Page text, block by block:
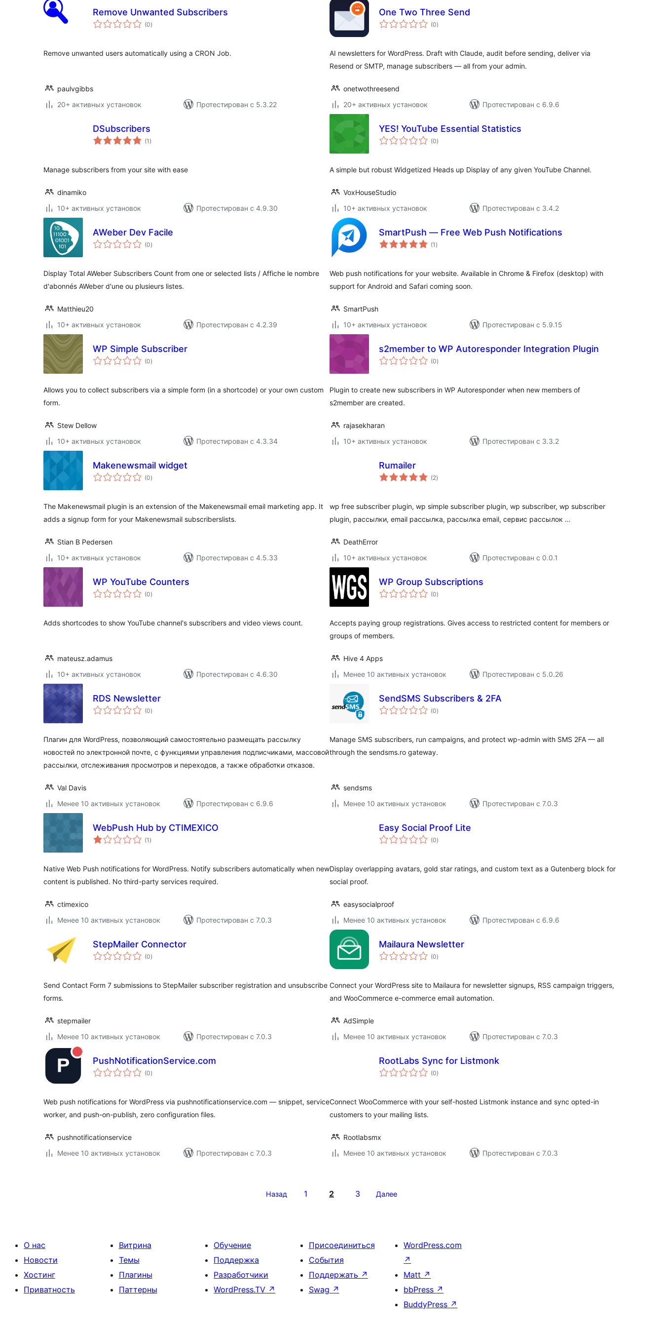
Remove Unwanted Subscribers
(0общий
рейтинг
)
Remove unwanted users automatically using a CRON Job.
paulvgibbs
20+ активных установок
Протестирован с 5.3.22
One Two Three Send
(0общий
рейтинг
)
AI newsletters for WordPress. Draft with Claude, audit before sending, deliver via
Resend or SMTP, manage subscribers — all from your admin.
onetwothreesend
20+ активных установок
Протестирован с 6.9.6
DSubscribers
(1 общий
рейтинг
)
Manage subscribers from your site with ease
dinamiko
10+ активных установок
Протестирован с 4.9.30
YES! YouTube Essential Statistics
(0общий
рейтинг
)
A simple but robust Widgetized Heads up Display of any given YouTube Channel.
VoxHouseStudio
10+ активных установок
Протестирован с 3.4.2
AWeber Dev Facile
(0общий
рейтинг
)
Display Total AWeber Subscribers Count from one or selected lists / Affiche le nombre
d'abonnés AWeber d'une ou plusieurs listes.
Matthieu20
10+ активных установок
Протестирован с 4.2.39
SmartPush — Free Web Push Notifications
(1 общий
рейтинг
)
Web push notifications for your website. Available in Chrome & Firefox (desktop) with
support for Android and Safari coming soon.
SmartPush
10+ активных установок
Протестирован с 5.9.15
WP Simple Subscriber
(0общий
рейтинг
)
Allows you to collect subscribers via a simple form (in a shortcode) or your own custom
form.
Stew Dellow
10+ активных установок
Протестирован с 4.3.34
s2member to WP Autoresponder Integration Plugin
(0общий
рейтинг
)
Plugin to create new subscribers in WP Autoresponder when new members of
s2member are created.
rajasekharan
10+ активных установок
Протестирован с 3.3.2
Makenewsmail widget
(0общий
рейтинг
)
The Makenewsmail plugin is an extension of the Makenewsmail email marketing app. It
adds a signup form for your Makenewsmail subscriberslists.
Stian B Pedersen
10+ активных установок
Протестирован с 4.5.33
Rumailer
(2общий
рейтинг
)
wp free subscriber plugin, wp simple subscriber plugin, wp subscriber, wp subscriber
plugin, рассылки, email рассылка, рассылка email, сервис рассылок …
DeathError
10+ активных установок
Протестирован с 0.0.1
WP YouTube Counters
(0общий
рейтинг
)
Adds shortcodes to show YouTube channel's subscribers and video views count.
mateusz.adamus
10+ активных установок
Протестирован с 4.6.30
WP Group Subscriptions
(0общий
рейтинг
)
Accepts paying group registrations. Gives access to restricted content for members or
groups of members.
Hive 4 Apps
Менее 10 активных установок
Протестирован с 5.0.26
RDS Newsletter
(0общий
рейтинг
)
Плагин для WordPress, позволяющий самостоятельно размещать рассылку
новостей по электронной почте, с функциями управления подписчиками, массовой
рассылки, отслеживания просмотров и переходов, а также обработки отказов.
Val Davis
Менее 10 активных установок
Протестирован с 6.9.6
SendSMS Subscribers & 2FA
(0общий
рейтинг
)
Manage SMS subscribers, run campaigns, and protect wp-admin with SMS 2FA — all
through the sendsms.ro gateway.
sendsms
Менее 10 активных установок
Протестирован с 7.0.3
WebPush Hub by CTIMEXICO
(1 общий
рейтинг
)
Native Web Push notifications for WordPress. Notify subscribers automatically when new
content is published. No third-party services required.
ctimexico
Менее 10 активных установок
Протестирован с 7.0.3
Easy Social Proof Lite
(0общий
рейтинг
)
Display overlapping avatars, gold star ratings, and custom text as a Gutenberg block for
social proof.
easysocialproof
Менее 10 активных установок
Протестирован с 6.9.6
StepMailer Connector
(0общий
рейтинг
)
Send Contact Form 7 submissions to StepMailer subscriber registration and unsubscribe
forms.
stepmailer
Менее 10 активных установок
Протестирован с 7.0.3
Mailaura Newsletter
(0общий
рейтинг
)
Connect your WordPress site to Mailaura for newsletter signups, RSS campaign triggers,
and WooCommerce e-commerce email automation.
AdSimple
Менее 10 активных установок
Протестирован с 7.0.3
PushNotificationService.com
(0общий
рейтинг
)
Web push notifications for WordPress via pushnotificationservice.com — snippet, service
worker, and push-on-publish, zero configuration files.
pushnotificationservice
Менее 10 активных установок
Протестирован с 7.0.3
RootLabs Sync for Listmonk
(0общий
рейтинг
)
Connect WooCommerce with your self-hosted Listmonk instance and sync opted-in
customers to your mailing lists.
Rootlabsmx
Менее 10 активных установок
Протестирован с 7.0.3
Назад 1 2 3 Далее
О нас
Новости
Хостинг
Приватность
Витрина
Темы
Плагины
Паттерны
Обучение
Поддержка
Разработчики
WordPress.TV ↗
Присоединиться
События
Поддержать ↗
Swag ↗
WordPress.com
↗
Matt ↗
bbPress ↗
BuddyPress ↗